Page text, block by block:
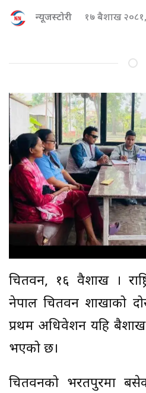
न्यूजस्टोरी १७ बैशाख
चितवन, १६ वैशाख ।
नेपाल चितवन शाखाको
प्रथम अधिवेशन यहि
भएको छ।
चितवनको भरतपुरमा